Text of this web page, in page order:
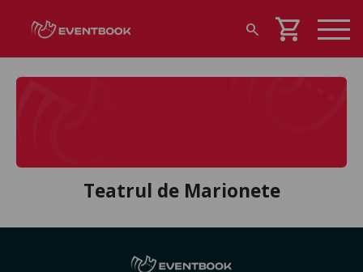
search shopping_cart
Teatrul de Marionete